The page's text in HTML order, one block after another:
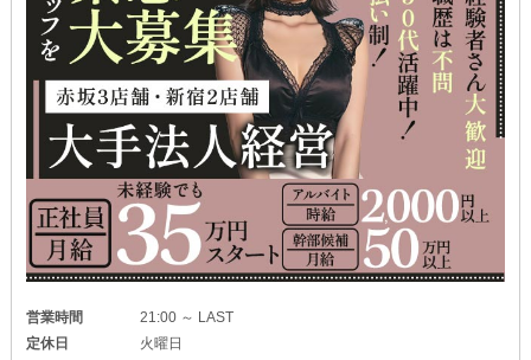
営業時間
21:00 ～ LAST
定休日
火曜日